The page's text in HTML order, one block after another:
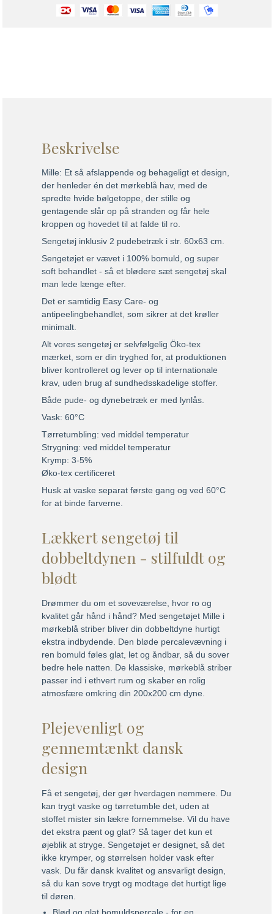
Beskrivelse
Mille: Et så afslappende og behageligt et design,
der henleder én det mørkeblå hav, med de
spredte hvide bølgetoppe, der stille og
gentagende slår op på stranden og får hele
kroppen og hovedet til at falde til ro.
Sengetøj inklusiv 2 pudebetræk i str. 60x63 cm.
Sengetøjet er vævet i 100% bomuld, og super
soft behandlet - så et blødere sæt sengetøj skal
man lede længe efter.
Det er samtidig Easy Care- og
antipeelingbehandlet, som sikrer at det krøller
minimalt.
Alt vores sengetøj er selvfølgelig Öko-tex
mærket, som er din tryghed for, at produktionen
bliver kontrolleret og lever op til internationale
krav, uden brug af sundhedsskadelige stoffer.
Både pude- og dynebetræk er med lynlås.
Vask: 60°C
Tørretumbling: ved middel temperatur
Strygning: ved middel temperatur
Krymp: 3-5%
Øko-tex certificeret
Husk at vaske separat første gang og ved 60°C
for at binde farverne.
Lækkert sengetøj til
dobbeltdynen - stilfuldt og
blødt
Drømmer du om et soveværelse, hvor ro og
kvalitet går hånd i hånd? Med sengetøjet Mille i
mørkeblå striber bliver din dobbeltdyne hurtigt
ekstra indbydende. Den bløde percalevævning i
ren bomuld føles glat, let og åndbar, så du sover
bedre hele natten. De klassiske, mørkeblå striber
passer ind i ethvert rum og skaber en rolig
atmosfære omkring din 200x200 cm dyne.
Plejevenligt og
gennemtænkt dansk
design
Få et sengetøj, der gør hverdagen nemmere. Du
kan trygt vaske og tørretumble det, uden at
stoffet mister sin lækre fornemmelse. Vil du have
det ekstra pænt og glat? Så tager det kun et
øjeblik at stryge. Sengetøjet er designet, så det
ikke krymper, og størrelsen holder vask efter
vask. Du får dansk kvalitet og ansvarligt design,
så du kan sove trygt og modtage det hurtigt lige
til døren.
Blød og glat bomuldspercale - for en